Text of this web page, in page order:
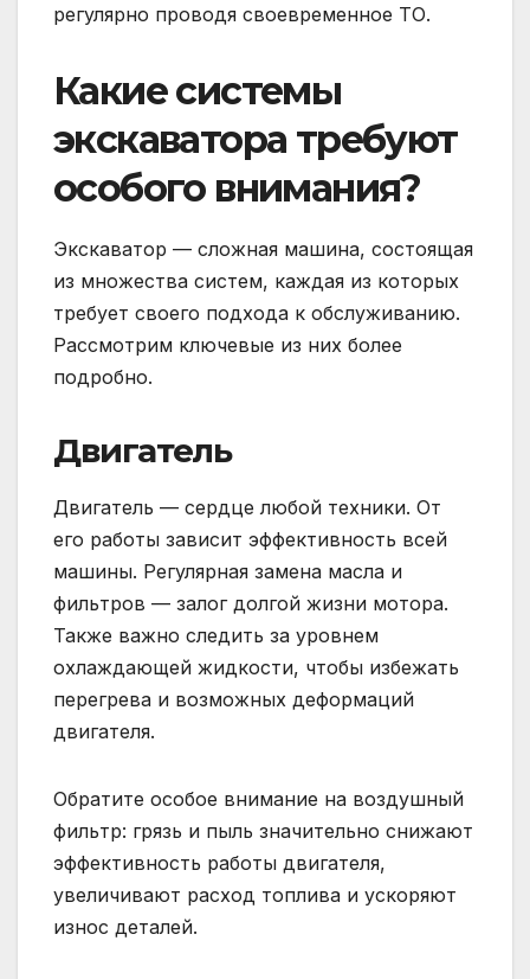
регулярно проводя своевременное ТО.
Какие системы
экскаватора требуют
особого внимания?
Экскаватор — сложная машина, состоящая
из множества систем, каждая из которых
требует своего подхода к обслуживанию.
Рассмотрим ключевые из них более
подробно.
Двигатель
Двигатель — сердце любой техники. От
его работы зависит эффективность всей
машины. Регулярная замена масла и
фильтров — залог долгой жизни мотора.
Также важно следить за уровнем
охлаждающей жидкости, чтобы избежать
перегрева и возможных деформаций
двигателя.
Обратите особое внимание на воздушный
фильтр: грязь и пыль значительно снижают
эффективность работы двигателя,
увеличивают расход топлива и ускоряют
износ деталей.